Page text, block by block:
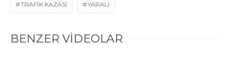
TRAFIK KAZASI YARALI
BENZER VİDEOLAR